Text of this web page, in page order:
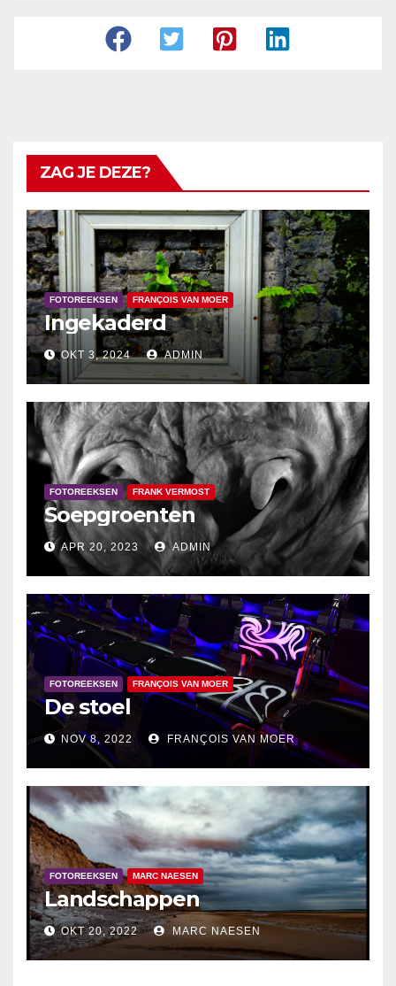
ZAG JE DEZE?
FOTOREEKSEN FRANÇOIS VAN MOER
Ingekaderd
OKT 3, 2024 ADMIN
FOTOREEKSEN FRANK VERMOST
Soepgroenten
APR 20, 2023 ADMIN
FOTOREEKSEN FRANÇOIS VAN MOER
De stoel
NOV 8, 2022 FRANÇOIS VAN MOER
FOTOREEKSEN MARC NAESEN
Landschappen
OKT 20, 2022 MARC NAESEN